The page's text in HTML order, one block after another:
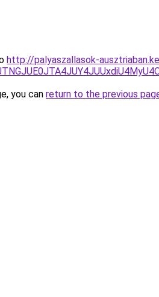
http://palyaszallasok-
you can return to the previous